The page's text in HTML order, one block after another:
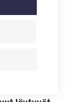
nyt
säilyy